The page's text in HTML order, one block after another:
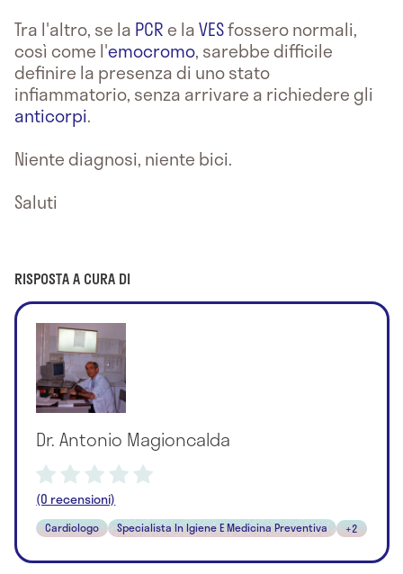
Tra l'altro, se la PCRe laVESfossero normali,
così come l'emocromo, sarebbe difficile
definire la presenza di uno stato
infiammatorio, senza arrivare a richiedere gli
anticorpi.
Niente diagnosi, niente bici.
Saluti
RISPOSTA A CURA DI
Dr. Antonio Magioncalda
(0 recensioni)
Cardiologo Specialista In Igiene E Medicina Preventiva +2